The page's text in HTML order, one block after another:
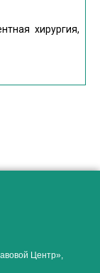
хирургия,
Центр»,